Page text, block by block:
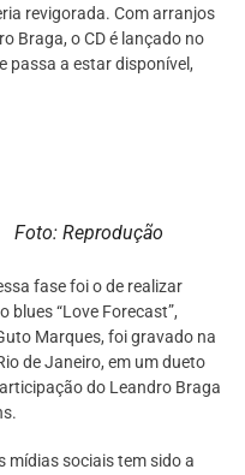
revigorada. Com arranjos
Braga, o CD é lançado no
passa a estar disponível,
Foto: Reprodução
fase foi o de realizar
blues “Love Forecast”,
Marques, foi gravado na
de Janeiro, em um dueto
do Leandro Braga
mídias sociais tem sido a